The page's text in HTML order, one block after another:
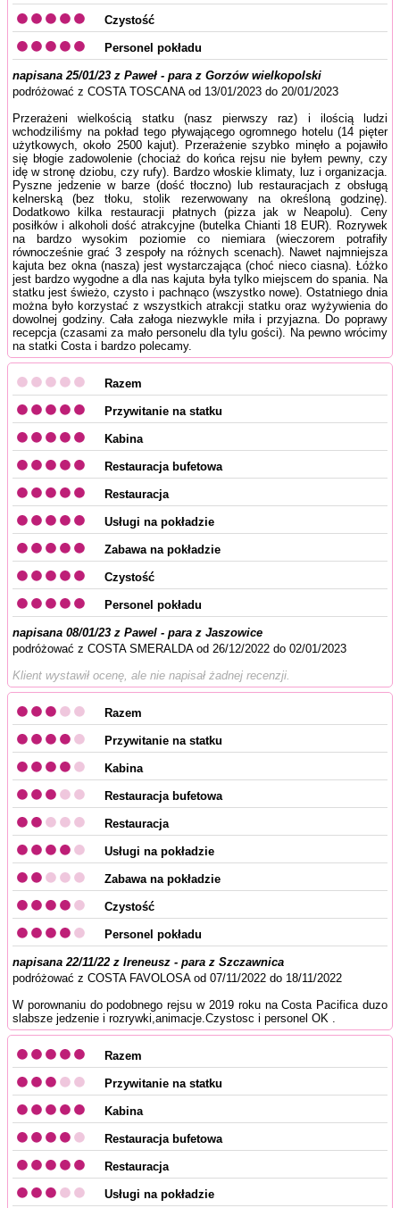
Czystość
Personel pokładu
napisana 25/01/23 z Paweł - para z Gorzów wielkopolski
podróżować z COSTA TOSCANA od 13/01/2023 do 20/01/2023
Przerażeni wielkością statku (nasz pierwszy raz) i ilością ludzi
wchodziliśmy na pokład tego pływającego ogromnego hotelu (14 pięter
użytkowych, około 2500 kajut). Przerażenie szybko minęło a pojawiło
się błogie zadowolenie (chociaż do końca rejsu nie byłem pewny, czy
idę w stronę dziobu, czy rufy). Bardzo włoskie klimaty, luz i organizacja.
Pyszne jedzenie w barze (dość tłoczno) lub restauracjach z obsługą
kelnerską (bez tłoku, stolik rezerwowany na określoną godzinę).
Dodatkowo kilka restauracji płatnych (pizza jak w Neapolu). Ceny
posiłków i alkoholi dość atrakcyjne (butelka Chianti 18 EUR). Rozrywek
na bardzo wysokim poziomie co niemiara (wieczorem potrafiły
równocześnie grać 3 zespoły na różnych scenach). Nawet najmniejsza
kajuta bez okna (nasza) jest wystarczająca (choć nieco ciasna). Łóżko
jest bardzo wygodne a dla nas kajuta była tylko miejscem do spania. Na
statku jest świeżo, czysto i pachnąco (wszystko nowe). Ostatniego dnia
można było korzystać z wszystkich atrakcji statku oraz wyżywienia do
dowolnej godziny. Cała załoga niezwykle miła i przyjazna. Do poprawy
recepcja (czasami za mało personelu dla tylu gości). Na pewno wrócimy
na statki Costa i bardzo polecamy.
Razem
Przywitanie na statku
Kabina
Restauracja bufetowa
Restauracja
Usługi na pokładzie
Zabawa na pokładzie
Czystość
Personel pokładu
napisana 08/01/23 z Pawel - para z Jaszowice
podróżować z COSTA SMERALDA od 26/12/2022 do 02/01/2023
Klient wystawił ocenę, ale nie napisał żadnej recenzji.
Razem
Przywitanie na statku
Kabina
Restauracja bufetowa
Restauracja
Usługi na pokładzie
Zabawa na pokładzie
Czystość
Personel pokładu
napisana 22/11/22 z Ireneusz - para z Szczawnica
podróżować z COSTA FAVOLOSA od 07/11/2022 do 18/11/2022
W porownaniu do podobnego rejsu w 2019 roku na Costa Pacifica duzo
slabsze jedzenie i rozrywki,animacje.Czystosc i personel OK .
Razem
Przywitanie na statku
Kabina
Restauracja bufetowa
Restauracja
Usługi na pokładzie